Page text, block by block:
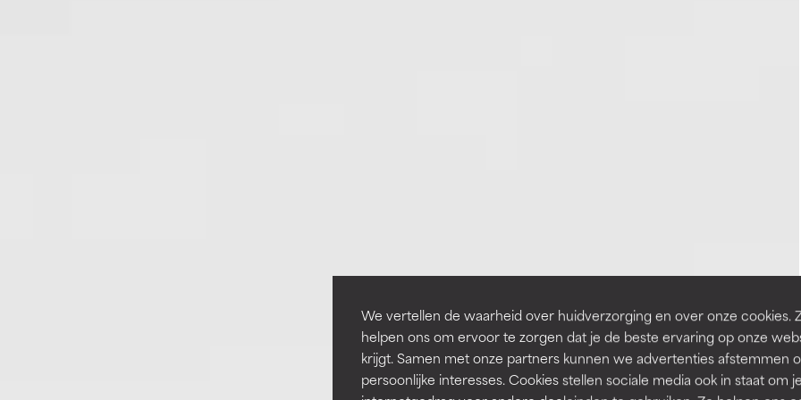
We vertellen de waarheid over huidverzorging en over onze cookies.
helpen ons om ervoor te zorgen dat je de beste ervaring op onze
krijgt. Samen met onze partners kunnen we advertenties afstemmen
persoonlijke interesses. Cookies stellen sociale media ook in staat om je